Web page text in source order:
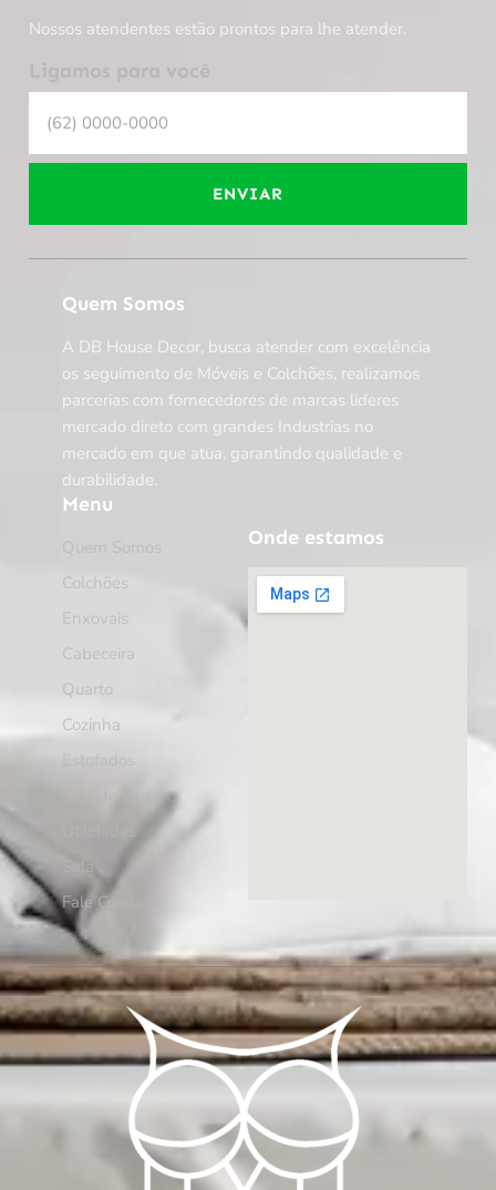
Nossos atendentes estão prontos para lhe atender.
Ligamos para você
ENVIAR
Quem Somos
A DB House Decor, busca atender com excelência
os seguimento de Móveis e Colchões, realizamos
parcerias com fornecedores de marcas lideres
mercado direto com grandes Industrias no
mercado em que atua, garantindo qualidade e
durabilidade.
Menu
Colchões
Enxovais
Cabeceira
Quarto
Cozinha
Estofados
Sala de Jantar
Utilidades
Sala
Fale Conosco
Onde estamos